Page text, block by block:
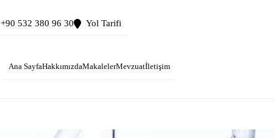
+90 532 380 96 30 Yol Tarifi
Ana SayfaHakkımızdaMakalelerMevzuatİletişim